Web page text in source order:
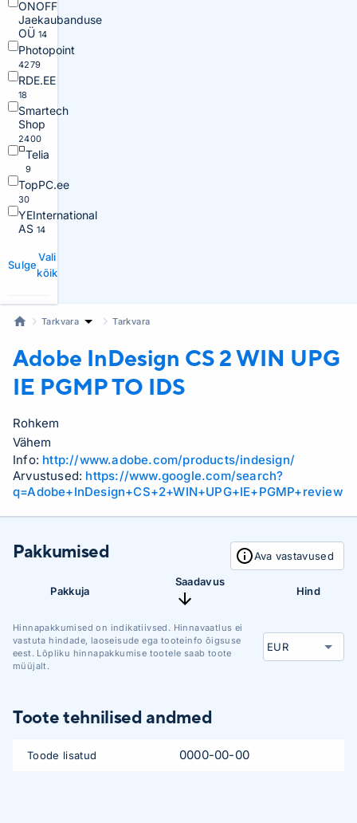
ONOFF
Jaekaubanduse
OÜ 14
Photopoint
4279
RDE.EE
18
Smartech
Shop
2400
Telia
9
TopPC.ee
30
YEInternational
AS 14
Sulge
Vali
kõik
Tarkvara Tarkvara
Adobe InDesign CS 2 WIN UPG
IE PGMP TO IDS
Rohkem
Vähem
Info: http://www.adobe.com/products/indesign/
Arvustused: https://www.google.com/search?
q=Adobe+InDesign+CS+2+WIN+UPG+IE+PGMP+review
Pakkumised Ava vastavused
Pakkuja
Saadavus
Hind
Hinnapakkumised on indikatiivsed. Hinnavaatlus ei
vastuta hindade, laoseisude ega tooteinfo õigsuse
eest. Lõpliku hinnapakkumise tootele saab toote
müüjalt.
Toote tehnilised andmed
Toode lisatud 0000-00-00